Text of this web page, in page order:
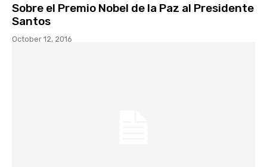
Sobre el Premio Nobel de la Paz al Presidente
Santos
October 12, 2016